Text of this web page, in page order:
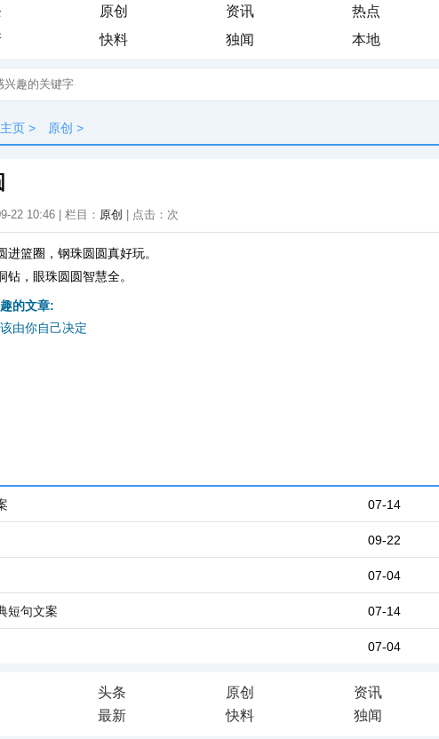
原创 资讯
热点
快料 独闻 本地
主页 > 原创 >
22 10:46 | 栏目： 原创 | 点击： 次
进篮圈，钢珠圆圆真好玩。
钻，眼珠圆圆智慧全。
的文章:
由你自己决定
07-14
09-22
07-04
07-14
短句文案
07-04
头条 原创
资讯
最新 快料 独闻